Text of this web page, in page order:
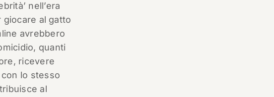
nell’era
giocare al gatto
avrebbero
quanti
ricevere
lo stesso
al